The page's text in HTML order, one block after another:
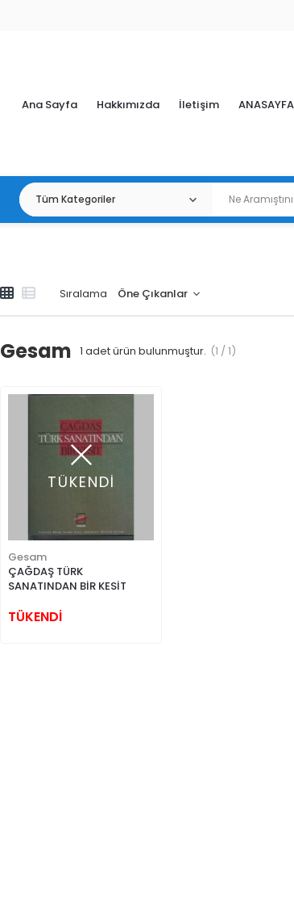
Ana Sayfa Hakkımızda İletişim ANASAYFA
Sıralama
Gesam 1 adet ürün bulunmuştur. (1 / 1)
TÜKENDİ
Gesam
ÇAĞDAŞ TÜRK
SANATINDAN BİR KESİT
TÜKENDİ